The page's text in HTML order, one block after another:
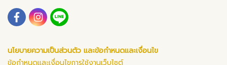
นโยบายความเป็นส่วนตัว และข้อกำหนดและเงื่อนไข
ข้อกำหนดและเงื่อนไขการใช้งานเว็บไซต์